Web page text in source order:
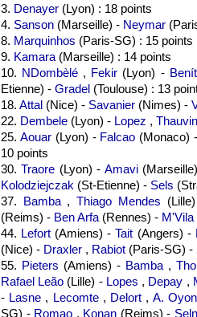
3. Denayer (Lyon) : 18 points
4. Sanson (Marseille) - Neymar
8. Marquinhos (Paris-SG) : 15 points
9. Kamara (Marseille) : 14 points
10. NDombèlé , Fekir (Lyon) -
Etienne) - Gradel (Toulouse) : 13
18. Attal (Nice) - Savanier (Nimes) -
22. Dembele (Lyon) - Lopez , Thauvin
25. Aouar(Lyon) - Falcao (Monaco) -
10 points
30.Traore (Lyon) - Amavi
Kolodziejczak (St-Etienne) - Sels
37. Bamba,Thiago Mendes
(Reims) - Ben Arfa (Rennes) - M'Vila
44. Lefort (Amiens) -Tait (Angers) -
(Nice) - Draxler , Rabiot (Paris-SG) -
55. Pieters (Amiens) - Bamba ,
Rafael Leão (Lille) - Lopes , Depay ,
- Lasne , Lecomte, Delort , A.
SG) - Romao , Konan (Reims) -